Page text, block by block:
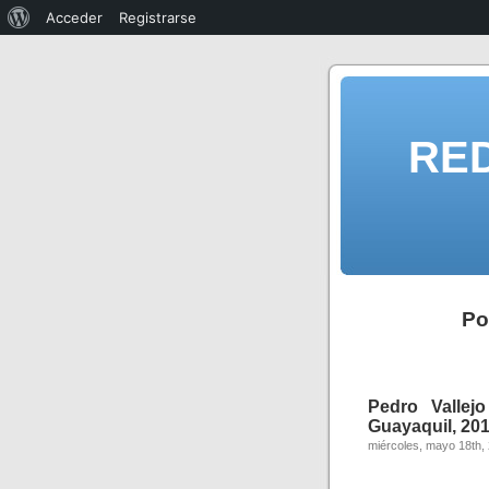
Pedro
Guayaquil,
miércoles, mayo 18th,
Acceder Registrarse